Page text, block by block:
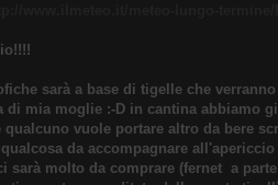
sarà a base di tigelle che
di mia moglie :-D in cantina abbiamo
vuole portare altro da bere
da accompagnare
molto da comprare (fernet a